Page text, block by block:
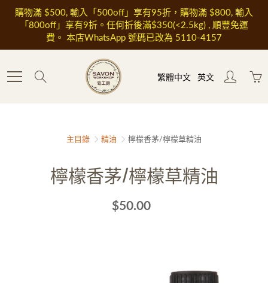
Skip
Content
購物滿 $500, 輸入「500off」享有95折，購物滿 $800, 輸入
「800off」享有9折。任何折後滿$350(<2.5kg) , 順豐免運
費。 本店WhatsApp 號碼已改為 5110-4157
繁體中文 英文
主目錄 精油 檸檬香茅/檸檬草精油
檸檬香茅/檸檬草精油
$50.00